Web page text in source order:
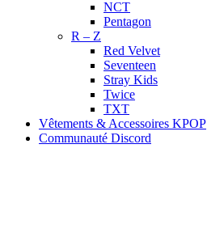
NCT
Pentagon
R – Z
Red Velvet
Seventeen
Stray Kids
Twice
TXT
Vêtements & Accessoires KPOP
Communauté Discord